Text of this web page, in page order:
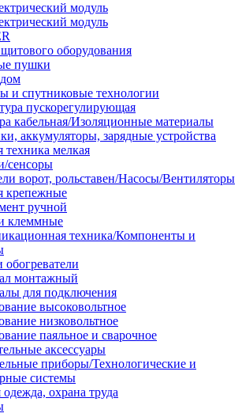
модуль
модуль
оборудования
пушки
и спутниковые технологии
пускорегулирующая
кабельная/Изоляционные материалы
аккумуляторы, зарядные устройства
техника мелкая
сенсоры
ворот, рольставен/Насосы/Вентиляторы
крепежные
ручной
клеммные
техника/Компоненты и
монтажный
для подключения
высоковольтное
низковольтное
паяльное и сварочное
аксессуары
приборы/Технологические и
системы
одежда, охрана труда